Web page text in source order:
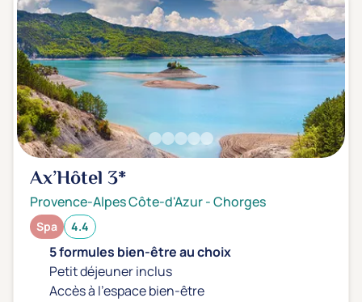
Ax’Hôtel 3*
Provence-Alpes Côte-d'Azur-Chorges
Spa 4.4
5 formules bien-être au choix
Petit déjeuner inclus
Accès à l'espace bien-être